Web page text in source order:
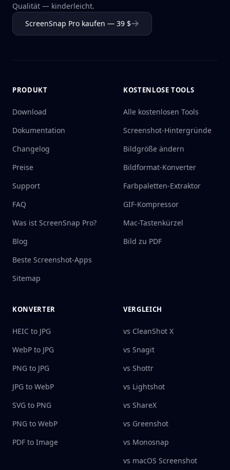
Qualität — kinderleicht.
ScreenSnap Pro kaufen — 39 $
PRODUKT
Download
Dokumentation
Changelog
Preise
Support
FAQ
Was ist ScreenSnap Pro?
Blog
Beste Screenshot-Apps
Sitemap
KOSTENLOSE TOOLS
Alle kostenlosen Tools
Screenshot-Hintergründe
Bildgröße ändern
Bildformat-Konverter
Farbpaletten-Extraktor
GIF-Kompressor
Mac-Tastenkürzel
Bild zu PDF
KONVERTER
HEIC to JPG
WebP to JPG
PNG to JPG
JPG to WebP
SVG to PNG
PNG to WebP
PDF to Image
VERGLEICH
vs CleanShot X
vs Snagit
vs Shottr
vs Lightshot
vs ShareX
vs Greenshot
vs Monosnap
vs macOS Screenshot